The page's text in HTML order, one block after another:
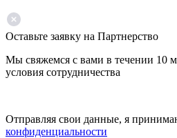
Оставьте заявку на Партнерство
Мы свяжемся с вами в течении 10
условия сотрудничества
Отправляя свои данные, я
конфиденциальности